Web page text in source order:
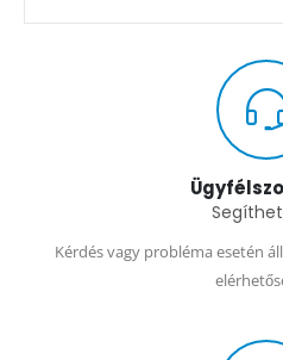
Kérdés vagy probléma esetén